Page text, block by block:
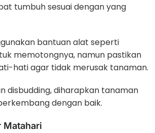
tumbuh sesuai dengan yang
bantuan alat seperti
memotongnya, namun pastikan
hati agar tidak merusak tanaman.
disbudding, diharapkan tanaman
dengan baik.
Matahari